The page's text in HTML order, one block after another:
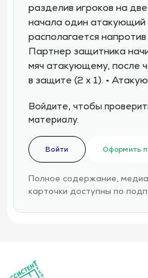
разделив игроков на
начала один атакующий
располагается
Партнер защитника
мяч атакующему, после
в защите (2 х 1). •
Войдите, чтобы
материалу.
Войти Оформить
Полное содержание,
карточки доступны по